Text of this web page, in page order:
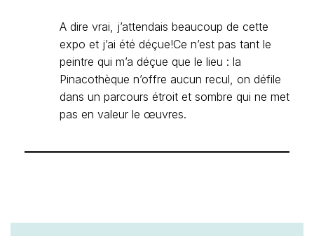
A dire vrai, j’attendais beaucoup de cette
expo et j’ai été déçue!Ce n’est pas tant le
peintre qui m’a déçue que le lieu : la
Pinacothèque n’offre aucun recul, on défile
dans un parcours étroit et sombre qui ne met
pas en valeur le œuvres.